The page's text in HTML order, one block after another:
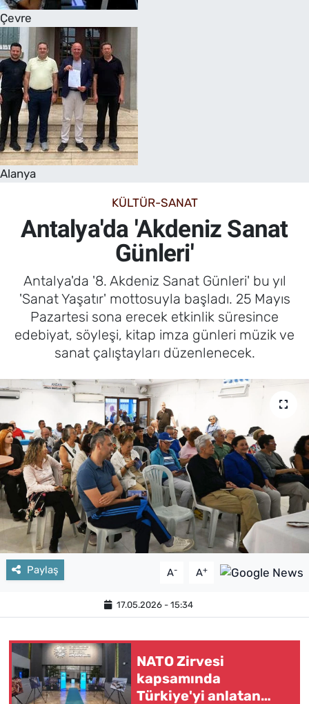
Çevre
Alanya
KÜLTÜR-SANAT
Antalya'da 'Akdeniz Sanat
Günleri'
Antalya'da '8. Akdeniz Sanat Günleri' bu yıl
'Sanat Yaşatır' mottosuyla başladı. 25 Mayıs
Pazartesi sona erecek etkinlik süresince
edebiyat, söyleşi, kitap imza günleri müzik ve
sanat çalıştayları düzenlenecek.
Paylaş A- A+
17.05.2026 - 15:34
NATO Zirvesi
kapsamında
Türkiye'yi anlatan